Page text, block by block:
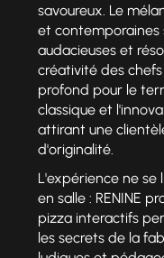
savoureux. Le
et contemporaines
audacieuses et
créativité des
profond pour le
classique et
attirant une
d'originalité.
L'expérience ne se
en salle : RENINE
pizza interactifs
les secrets de la